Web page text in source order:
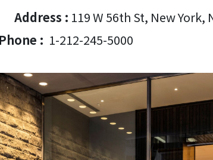
Address : 119 W 56th St, New York,
Phone : 1-212-245-5000